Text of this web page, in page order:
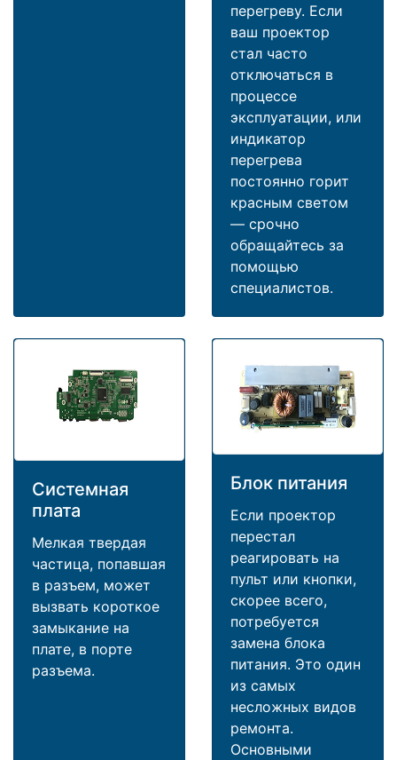
перегреву. Если
ваш проектор
стал часто
отключаться в
процессе
эксплуатации, или
индикатор
перегрева
постоянно горит
красным светом
— срочно
обращайтесь за
помощью
специалистов.
Системная
плата
Мелкая твердая
частица, попавшая
в разъем, может
вызвать короткое
замыкание на
плате, в порте
разъема.
Блок питания
Если проектор
перестал
реагировать на
пульт или кнопки,
скорее всего,
потребуется
замена блока
питания. Это один
из самых
несложных видов
ремонта.
Основными